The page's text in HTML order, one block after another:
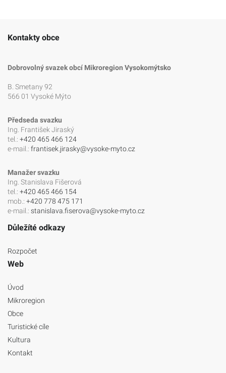
Kontakty obce
Dobrovolný svazek obcí Mikroregion Vysokomýtsko
B. Smetany 92
566 01 Vysoké Mýto
Předseda svazku
Ing. František Jiraský
tel.: +420 465 466 124
e-mail.: frantisek.jirasky@vysoke-myto.cz
Manažer svazku
Ing. Stanislava Fišerová
tel.: +420 465 466 154
mob.: +420 778 475 171
e-mail.: stanislava.fiserova@vysoke-myto.cz
Důležíté odkazy
Rozpočet
Web
Úvod
Mikroregion
Obce
Turistické cíle
Kultura
Kontakt